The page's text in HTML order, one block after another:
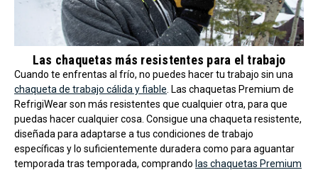
Las chaquetas más resistentes para el trabajo
Cuando te enfrentas al frío, no puedes hacer tu trabajo sin una
chaqueta de trabajo cálida y fiable . Las chaquetas Premium de
RefrigiWear son más resistentes que cualquier otra, para que
puedas hacer cualquier cosa. Consigue una chaqueta resistente,
diseñada para adaptarse a tus condiciones de trabajo
específicas y lo suficientemente duradera como para aguantar
temporada tras temporada, comprando las chaquetas Premium